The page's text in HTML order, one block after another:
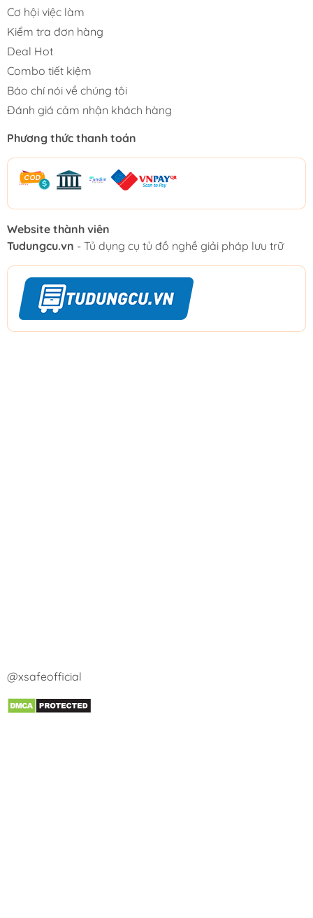
Cơ hội việc làm
Kiểm tra đơn hàng
Deal Hot
Combo tiết kiệm
Báo chí nói về chúng tôi
Đánh giá cảm nhận khách hàng
Phương thức thanh toán
Website thành viên
Tudungcu.vn - Tủ dụng cụ tủ đồ nghề giải pháp lưu trữ
@xsafeofficial